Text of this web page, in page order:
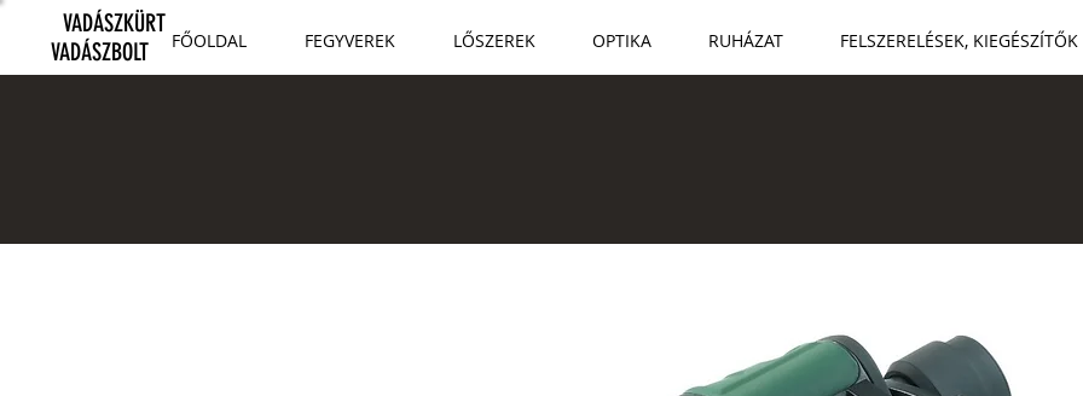
FŐOLDAL FEGYVEREK LŐSZEREK OPTIKA RUHÁZAT FELSZERELÉSEK, KIEGÉSZÍTŐK
VADÁSZKÜRT
VADÁSZBOLT